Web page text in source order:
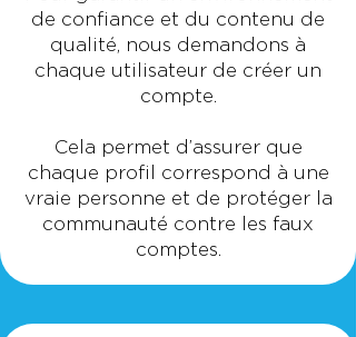
de confiance et du contenu de
qualité, nous demandons à
chaque utilisateur de créer un
compte.
Cela permet d’assurer que
chaque profil correspond à une
vraie personne et de protéger la
communauté contre les faux
comptes.